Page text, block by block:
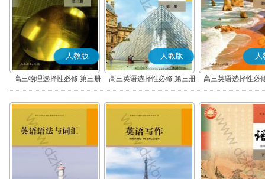
人教版
高三物理选择性必修 第三册
人教版
高三英语选择性必修 第三册
人
高三英语选择性必